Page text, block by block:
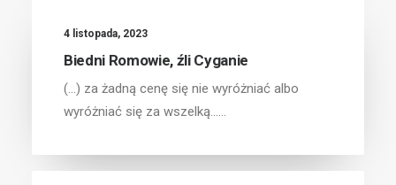
4 listopada, 2023
Biedni Romowie, źli Cyganie
(...) za żadną cenę się nie wyróżniać albo
wyróżniać się za wszelką……